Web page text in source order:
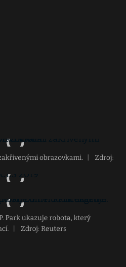
obrazovkami.
Zdroj:
Park ukazuje robota, který
Zdroj: Reuters